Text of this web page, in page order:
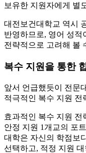
보유한 지원자에게 별
대전보건대학교 역시
반영하므로, 영어 성적
전략적으로 고려해 볼
복수 지원을 통한
앞서 언급했듯이 전문
적극적인 복수 지원 전
효과적인 복수 지원 전
안정 지원 1개교의 포
대학은 자신의 학점보
선택하고, 적정 지원